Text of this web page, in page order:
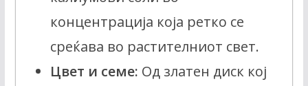
концентрација која ретко се
среќава во растителниот свет.
Цвет и семе: Од златен диск кој